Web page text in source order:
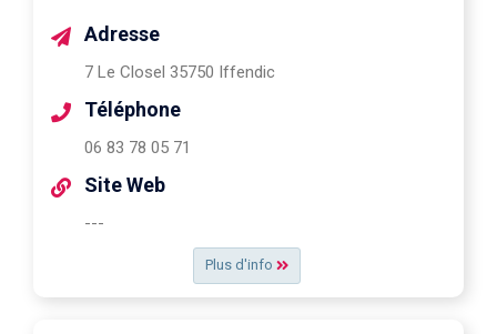
Plus d'info
Adresse
7 Le Closel 35750 Iffendic
Téléphone
06 83 78 05 71
Site Web
---